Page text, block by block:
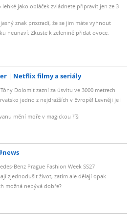
jako obláček zvládnete připravit jen ze 3
znak prozradí, že se jim máte vyhnout
neunaví: Zkuste k zelenině přidat ovoce,
Netflix filmy a seriály
Dolomit zazní za úsvitu ve 3000 metrech
jedno z nejdražších v Evropě! Levněji je i
mění moře v magickou říši
Benz Prague Fashion Week SS27
zjednodušit život, zatím ale dělají opak
možná nebývá dobře?